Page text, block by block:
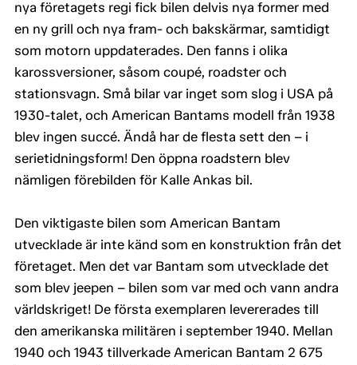
nya företagets regi fick bilen delvis nya former med
en ny grill och nya fram- och bakskärmar, samtidigt
som motorn uppdaterades. Den fanns i olika
karossversioner, såsom coupé, roadster och
stationsvagn. Små bilar var inget som slog i USA på
1930-talet, och American Bantams modell från 1938
blev ingen succé. Ändå har de flesta sett den – i
serietidningsform! Den öppna roadstern blev
nämligen förebilden för Kalle Ankas bil.
Den viktigaste bilen som American Bantam
utvecklade är inte känd som en konstruktion från det
företaget. Men det var Bantam som utvecklade det
som blev jeepen – bilen som var med och vann andra
världskriget! De första exemplaren levererades till
den amerikanska militären i september 1940. Mellan
1940 och 1943 tillverkade American Bantam 2 675